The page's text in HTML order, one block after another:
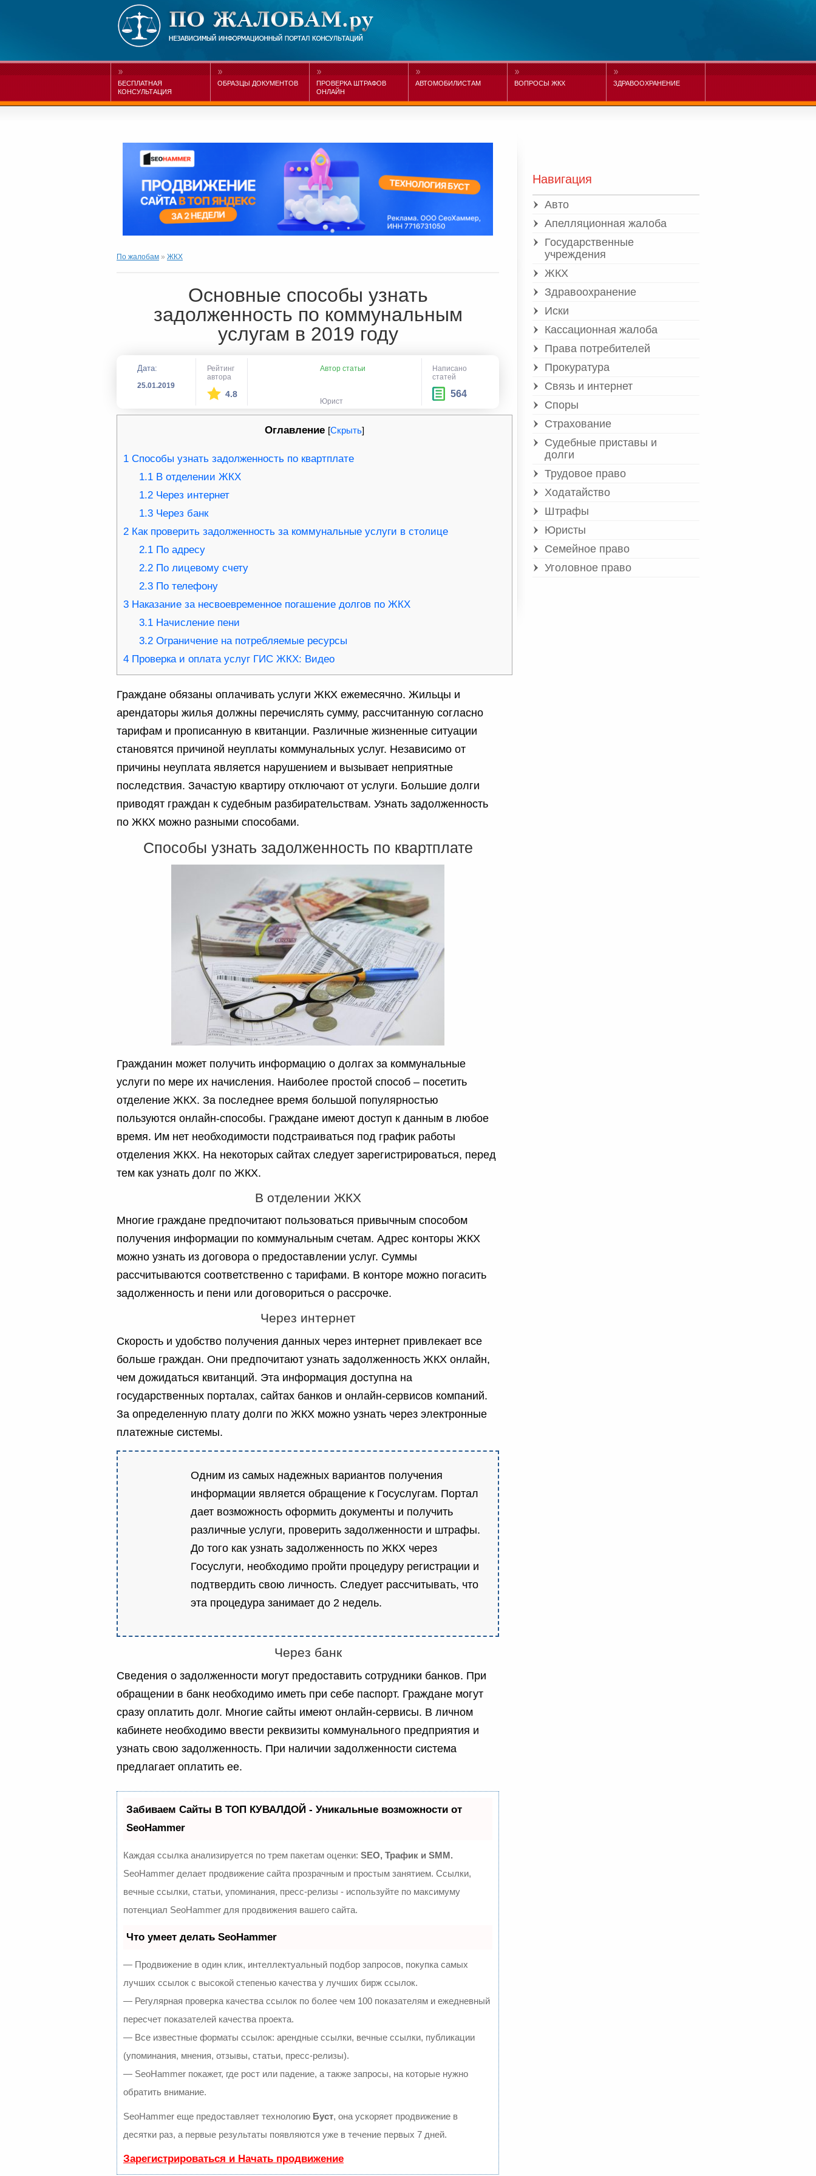
БЕСПЛАТНАЯ
КОНСУЛЬТАЦИЯ
ОБРАЗЦЫ ДОКУМЕНТОВ
ПРОВЕРКА ШТРАФОВ
ОНЛАЙН
АВТОМОБИЛИСТАМ ВОПРОСЫ ЖКХ ЗДРАВООХРАНЕНИЕ
По жалобам » ЖКХ
Основные способы узнать
задолженность по коммунальным
услугам в 2019 году
Дата:
25.01.2019
Рейтинг
автора
4.8
Автор статьи
Юрист
Написано
статей
564
Оглавление [Скрыть]
1 Способы узнать задолженность по квартплате
1.1В отделении ЖКХ
1.2Через интернет
1.3Через банк
2 Как проверить задолженность за коммунальные услуги в столице
2.1По адресу
2.2По лицевому счету
2.3По телефону
3 Наказание за несвоевременное погашение долгов по ЖКХ
3.1Начисление пени
3.2Ограничение на потребляемые ресурсы
4 Проверка и оплата услуг ГИС ЖКХ: Видео
Граждане обязаны оплачивать услуги ЖКХ ежемесячно. Жильцы и
арендаторы жилья должны перечислять сумму, рассчитанную согласно
тарифам и прописанную в квитанции. Различные жизненные ситуации
становятся причиной неуплаты коммунальных услуг. Независимо от
причины неуплата является нарушением и вызывает неприятные
последствия. Зачастую квартиру отключают от услуги. Большие долги
приводят граждан к судебным разбирательствам. Узнать задолженность
по ЖКХ можно разными способами.
Способы узнать задолженность по квартплате
Гражданин может получить информацию о долгах за коммунальные
услуги по мере их начисления. Наиболее простой способ – посетить
отделение ЖКХ. За последнее время большой популярностью
пользуются онлайн-способы. Граждане имеют доступ к данным в любое
время. Им нет необходимости подстраиваться под график работы
отделения ЖКХ. На некоторых сайтах следует зарегистрироваться, перед
тем как узнать долг по ЖКХ.
В отделении ЖКХ
Многие граждане предпочитают пользоваться привычным способом
получения информации по коммунальным счетам. Адрес конторы ЖКХ
можно узнать из договора о предоставлении услуг. Суммы
рассчитываются соответственно с тарифами. В конторе можно погасить
задолженность и пени или договориться о рассрочке.
Через интернет
Скорость и удобство получения данных через интернет привлекает все
больше граждан. Они предпочитают узнать задолженность ЖКХ онлайн,
чем дожидаться квитанций. Эта информация доступна на
государственных порталах, сайтах банков и онлайн-сервисов компаний.
За определенную плату долги по ЖКХ можно узнать через электронные
платежные системы.
Одним из самых надежных вариантов получения
информации является обращение к Госуслугам. Портал
дает возможность оформить документы и получить
различные услуги, проверить задолженности и штрафы.
До того как узнать задолженность по ЖКХ через
Госуслуги, необходимо пройти процедуру регистрации и
подтвердить свою личность. Следует рассчитывать, что
эта процедура занимает до 2 недель.
Через банк
Сведения о задолженности могут предоставить сотрудники банков. При
обращении в банк необходимо иметь при себе паспорт. Граждане могут
сразу оплатить долг. Многие сайты имеют онлайн-сервисы. В личном
кабинете необходимо ввести реквизиты коммунального предприятия и
узнать свою задолженность. При наличии задолженности система
предлагает оплатить ее.
Забиваем Сайты В ТОП КУВАЛДОЙ - Уникальные возможности от
SeoHammer
Каждая ссылка анализируется по трем пакетам оценки: SEO, Трафик и SMM.
SeoHammer делает продвижение сайта прозрачным и простым занятием. Ссылки,
вечные ссылки, статьи, упоминания, пресс-релизы - используйте по максимуму
потенциал SeoHammer для продвижения вашего сайта.
Что умеет делать SeoHammer
— Продвижение в один клик, интеллектуальный подбор запросов, покупка самых
лучших ссылок с высокой степенью качества у лучших бирж ссылок.
— Регулярная проверка качества ссылок по более чем 100 показателям и ежедневный
пересчет показателей качества проекта.
— Все известные форматы ссылок: арендные ссылки, вечные ссылки, публикации
(упоминания, мнения, отзывы, статьи, пресс-релизы).
— SeoHammer покажет, где рост или падение, а также запросы, на которые нужно
обратить внимание.
SeoHammer еще предоставляет технологию Буст, она ускоряет продвижение в
десятки раз, а первые результаты появляются уже в течение первых 7 дней.
Зарегистрироваться и Начать продвижение
Навигация
Авто
Апелляционная жалоба
Государственные
учреждения
ЖКХ
Здравоохранение
Иски
Кассационная жалоба
Права потребителей
Прокуратура
Связь и интернет
Споры
Страхование
Судебные приставы и
долги
Трудовое право
Ходатайство
Штрафы
Юристы
Семейное право
Уголовное право